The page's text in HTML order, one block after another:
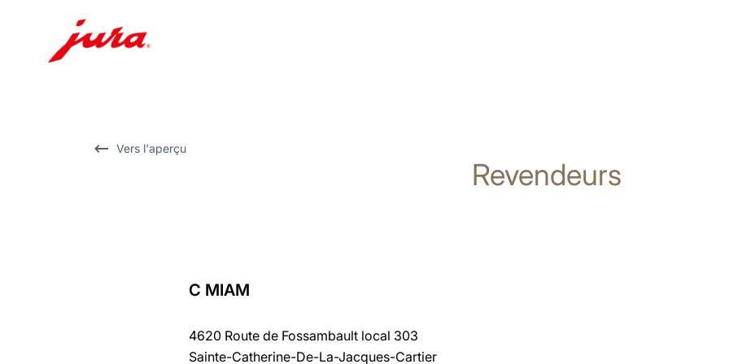
Vers l'aperçu
Revendeurs
C MIAM
4620 Route de Fossambault local 303
Sainte-Catherine-De-La-Jacques-Cartier